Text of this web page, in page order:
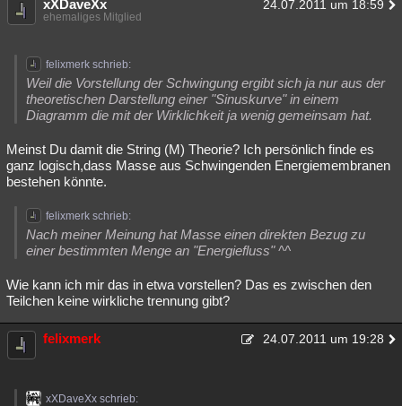
xXDaveXx 24.07.2011 um 18:59
ehemaliges Mitglied
felixmerk schrieb:
Weil die Vorstellung der Schwingung ergibt sich ja nur aus der
theoretischen Darstellung einer "Sinuskurve" in einem
Diagramm die mit der Wirklichkeit ja wenig gemeinsam hat.
Meinst Du damit die String (M) Theorie? Ich persönlich finde es
ganz logisch,dass Masse aus Schwingenden Energiemembranen
bestehen könnte.
felixmerk schrieb:
Nach meiner Meinung hat Masse einen direkten Bezug zu
einer bestimmten Menge an "Energiefluss" ^^
Wie kann ich mir das in etwa vorstellen? Das es zwischen den
Teilchen keine wirkliche trennung gibt?
felixmerk 24.07.2011 um 19:28
xXDaveXx schrieb: